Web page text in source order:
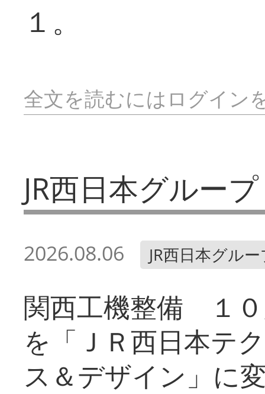
１。
全文を読むにはログイン
JR西日本グループ
2026.08.06 JR西日本グル
関西工機整備 １
を「ＪＲ西日本テ
ス＆デザイン」に